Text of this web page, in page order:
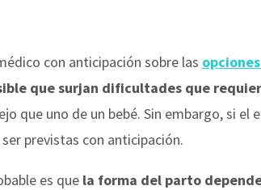
con anticipación sobre las
que surjan dificultades que
que uno de un bebé. Sin embargo, si
previstas con anticipación.
es que la forma del parto